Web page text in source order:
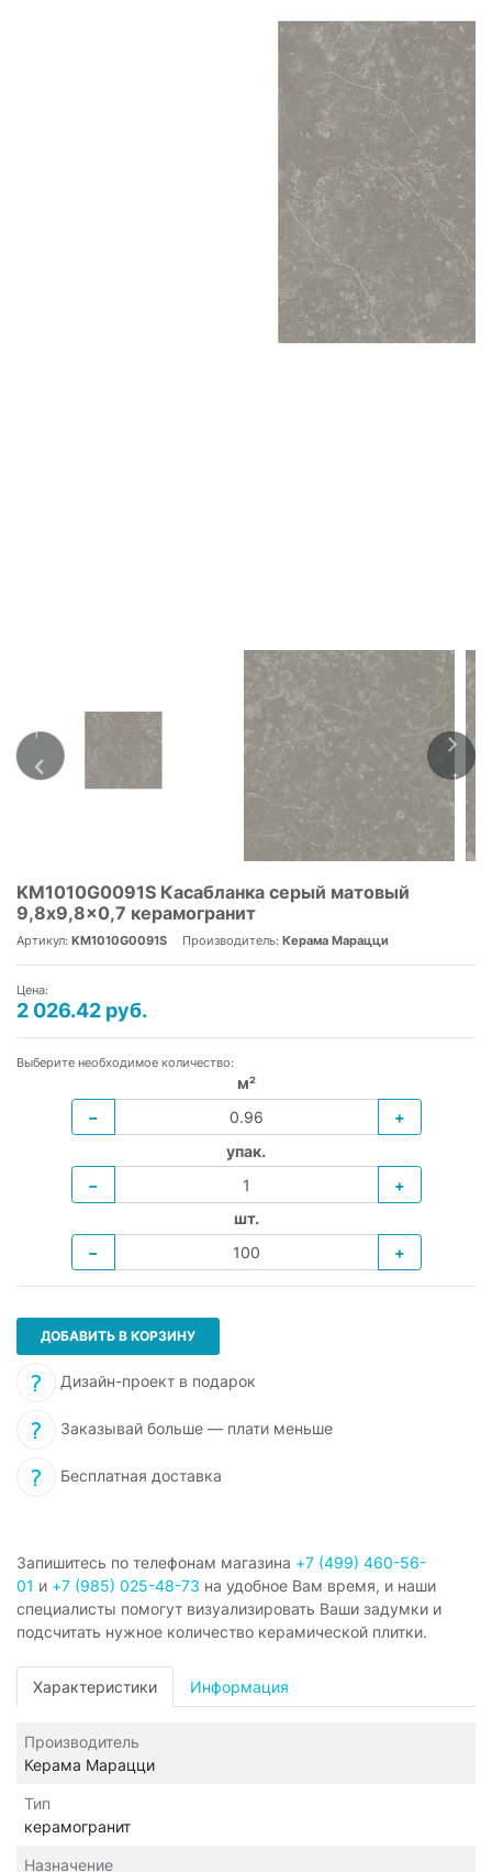
KM1010G0091S Касабланка серый матовый
9,8x9,8x0,7 керамогранит
Артикул: KM1010G0091S Производитель: Керама Марацци
Цена:
2 026.42 руб.
Выберите необходимое количество:
м²
−
+
упак.
−
+
шт.
−
+
ДОБАВИТЬ В КОРЗИНУ
Дизайн-проект в подарок
Заказывай больше — плати меньше
Бесплатная доставка
Запишитесь по телефонам магазина +7 (499) 460-56-
01 и +7 (985) 025-48-73 на удобное Вам время, и наши
специалисты помогут визуализировать Ваши задумки и
подсчитать нужное количество керамической плитки.
Характеристики Информация
Производитель
Керама Марацци
Тип
керамогранит
Назначение